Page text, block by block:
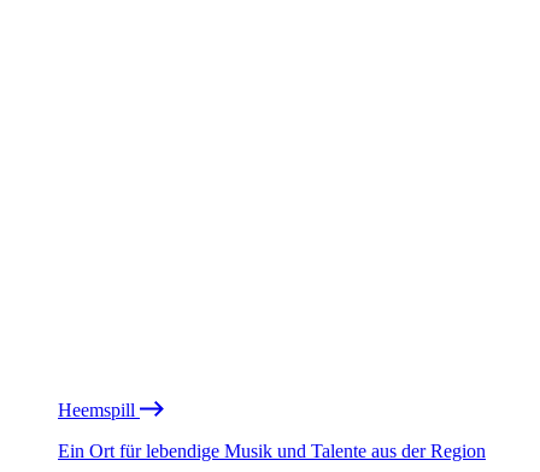
Heemspill
Ein Ort für lebendige Musik und Talente aus der Region